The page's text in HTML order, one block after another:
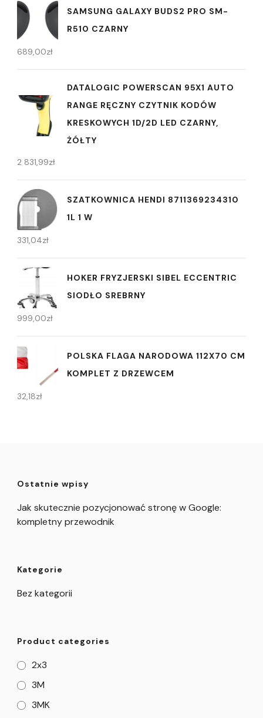
SAMSUNG GALAXY BUDS2 PRO SM-
R510 CZARNY
689,00zł
DATALOGIC POWERSCAN 95X1 AUTO
RANGE RĘCZNY CZYTNIK KODÓW
KRESKOWYCH 1D/2D LED CZARNY,
ŻÓŁTY
2 831,99zł
SZATKOWNICA HENDI 8711369234310
1L 1 W
331,04zł
HOKER FRYZJERSKI SIBEL ECCENTRIC
SIODŁO SREBRNY
999,00zł
POLSKA FLAGA NARODOWA 112X70 CM
KOMPLET Z DRZEWCEM
32,18zł
Ostatnie wpisy
Jak skutecznie pozycjonować stronę w Google:
kompletny przewodnik
Kategorie
Bez kategorii
Product categories
2x3
3M
3MK